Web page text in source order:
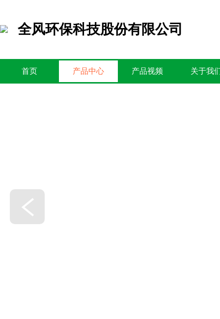
全风环保科技股份有限公司
首页 产品中心 产品视频 关于我